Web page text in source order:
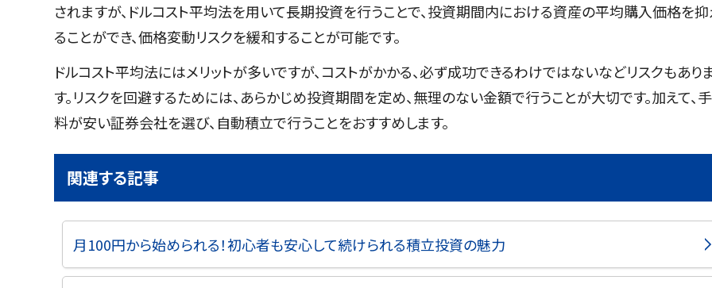
されますが、ドルコスト平均法を用いて長期投資を行うことで、投資期間内における資産の平均購入価格を抑
ることができ、価格変動リスクを緩和することが可能です。
ドルコスト平均法にはメリットが多いですが、コストがかかる、必ず成功できるわけではないなどリスクもあり
す。リスクを回避するためには、あらかじめ投資期間を定め、無理のない金額で行うことが大切です。加えて、
料が安い証券会社を選び、自動積立で行うことをおすすめします。
関連する記事
月100円から始められる！初心者も安心して続けられる積立投資の魅力